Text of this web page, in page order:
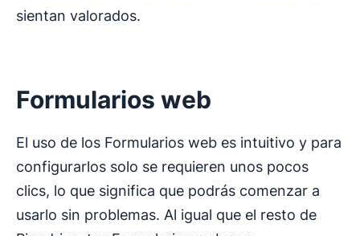
sientan valorados.
Formularios web
El uso de los Formularios web es intuitivo y para
configurarlos solo se requieren unos pocos
clics, lo que significa que podrás comenzar a
usarlo sin problemas. Al igual que el resto de